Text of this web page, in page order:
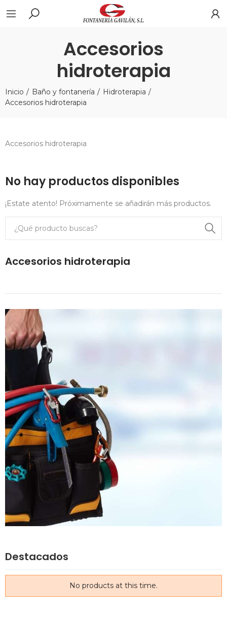
Accesorios
hidroterapia
Inicio Baño y fontanería
Hidroterapia
Accesorios hidroterapia
Accesorios hidroterapia
No hay productos disponibles
¡Estate atento! Próximamente se añadirán más productos.
Accesorios hidroterapia
Destacados
No products at this time.